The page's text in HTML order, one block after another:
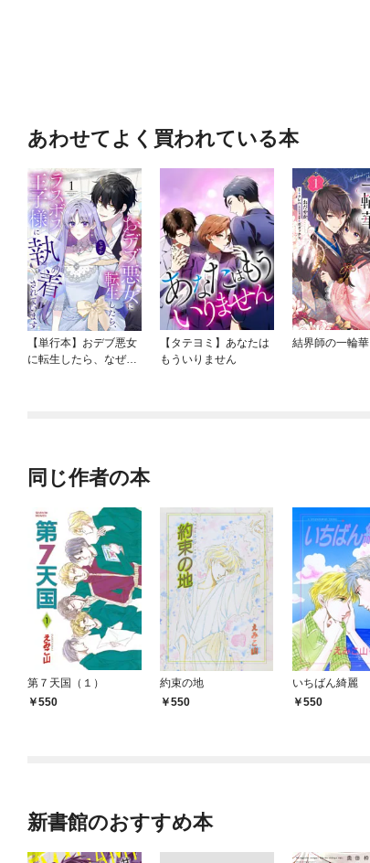
あわせてよく買われている本
【単行本】おデブ悪女
に転生したら、なぜか
【タテヨミ】あなたは
もういりません
結界師の一輪華
同じ作者の本
第７天国（１）
550
約束の地
550
いちばん綺麗
550
新書館のおすすめ本